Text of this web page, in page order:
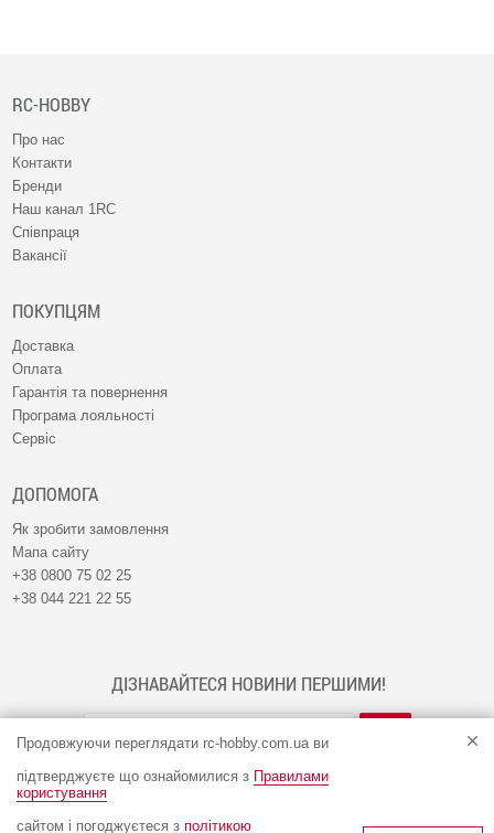
Продовжуючи переглядати rc-hobby.com.ua ви
підтверджуєте що ознайомилися з Правилами
користування
сайтом і погоджуєтеся з політикою
RC-HOBBY
Про нас
Контакти
Бренди
Наш канал 1RC
Співпраця
Вакансії
ПОКУПЦЯМ
Доставка
Оплата
Гарантія та повернення
Програма лояльності
Сервіс
ДОПОМОГА
Як зробити замовлення
Мапа сайту
+38 0800 75 02 25
+38 044 221 22 55
ДІЗНАВАЙТЕСЯ НОВИНИ ПЕРШИМИ!